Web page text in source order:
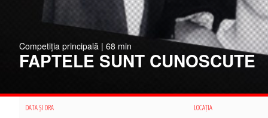
Competiția principală | 68 min
FAPTELE SUNT CUNOSCUTE
DATA ȘI ORA LOCAȚIA